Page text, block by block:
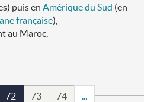
puis en Amérique du Sud (en
française),
au Maroc,
72 73 74